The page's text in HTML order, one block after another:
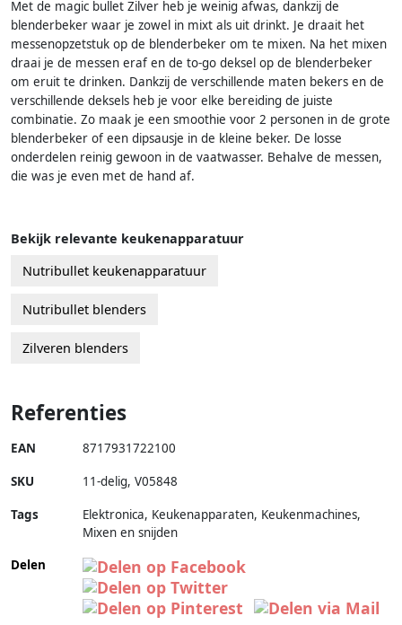
Met de magic bullet Zilver heb je weinig afwas, dankzij de
blenderbeker waar je zowel in mixt als uit drinkt. Je draait het
messenopzetstuk op de blenderbeker om te mixen. Na het mixen
draai je de messen eraf en de to-go deksel op de blenderbeker
om eruit te drinken. Dankzij de verschillende maten bekers en de
verschillende deksels heb je voor elke bereiding de juiste
combinatie. Zo maak je een smoothie voor 2 personen in de grote
blenderbeker of een dipsausje in de kleine beker. De losse
onderdelen reinig gewoon in de vaatwasser. Behalve de messen,
die was je even met de hand af.
Bekijk relevante keukenapparatuur
Nutribullet keukenapparatuur
Nutribullet blenders
Zilveren blenders
Referenties
EAN 8717931722100
SKU 11-delig, V05848
Tags
Elektronica, Keukenapparaten, Keukenmachines,
Mixen en snijden
Delen